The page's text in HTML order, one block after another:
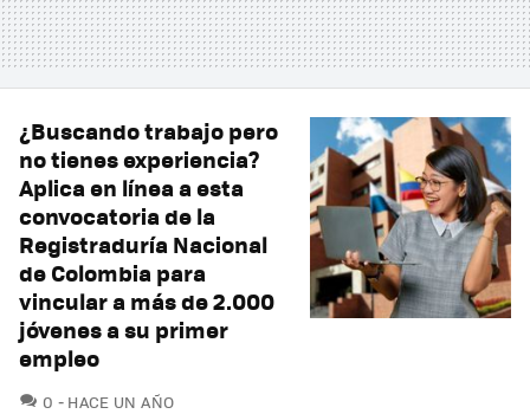
¿Buscando trabajo pero
no tienes experiencia?
Aplica en línea a esta
convocatoria de la
Registraduría Nacional
de Colombia para
vincular a más de 2.000
jóvenes a su primer
empleo
0 COMENTARIOS
HACE UN AÑO